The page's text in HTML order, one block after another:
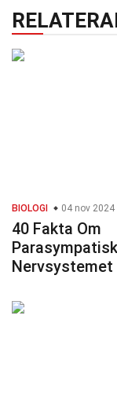
BIOLOGI 04 nov 2024
40 Fakta Om
Nervsystemet